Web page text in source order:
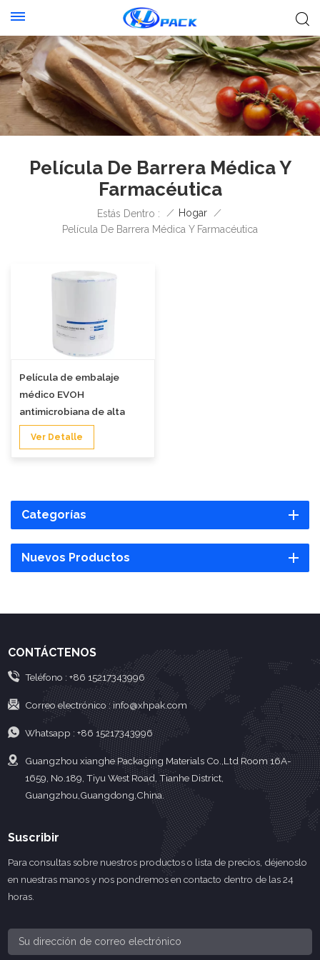
Película De Barrera Médica Y
Farmacéutica
Estás Dentro : / Hogar
/
Película De Barrera Médica Y Farmacéutica
Película de embalaje
médico EVOH
antimicrobiana de alta
barrera
Ver Detalle
Categorías
Nuevos Productos
CONTÁCTENOS
Teléfono : +86 15217343996
Correo electrónico :info@xhpak.com
Whatsapp : +86 15217343996
Guangzhou xianghe Packaging Materials Co.,Ltd Room 16A-
1659, No.189, Tiyu West Road, Tianhe District,
Guangzhou,Guangdong,China.
Suscribir
Para consultas sobre nuestros productos o lista de precios, déjenoslo
en nuestras manos y nos pondremos en contacto dentro de las 24
horas.